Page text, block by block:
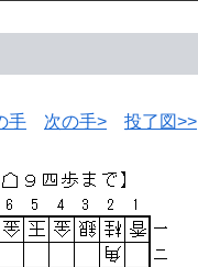
手 次の手> 投了図>>